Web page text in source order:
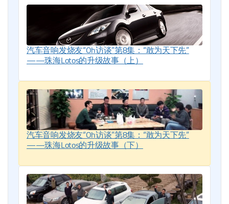
汽车音响发烧友“Oh访谈”第8集：“敢为天下先”
——珠海Lotos的升级故事（上）
汽车音响发烧友“Oh访谈”第8集：“敢为天下先”
——珠海Lotos的升级故事（下）